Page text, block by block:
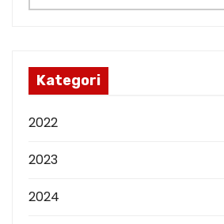
r
Kategori
2022
2023
2024